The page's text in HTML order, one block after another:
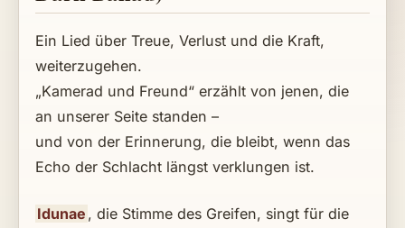
Ein Lied über Treue, Verlust und die Kraft,
weiterzugehen.
„Kamerad und Freund“ erzählt von jenen, die
an unserer Seite standen –
und von der Erinnerung, die bleibt, wenn das
Echo der Schlacht längst verklungen ist.
Idunae , die Stimme des Greifen, singt für die